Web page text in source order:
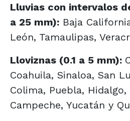
Lluvias con intervalos
a 25 mm): Baja
León, Tamaulipas,
Lloviznas (0.1 a 5 mm):
Coahuila, Sinaloa, San
Colima, Puebla, Hidalgo,
Campeche, Yucatán y